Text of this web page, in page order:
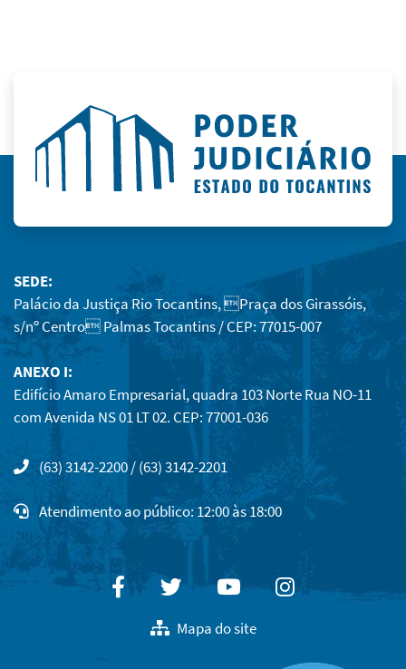
SEDE:
Palácio da Justiça Rio Tocantins, Praça dos Girassóis,
s/nº Centro Palmas Tocantins / CEP: 77015-007
ANEXO I:
Edifício Amaro Empresarial, quadra 103 Norte Rua NO-11
com Avenida NS 01 LT 02. CEP: 77001-036
(63) 3142-2200 / (63) 3142-2201
Atendimento ao público: 12:00 às 18:00
FacebookTwitterYoutubeInstagram
Mapa do site